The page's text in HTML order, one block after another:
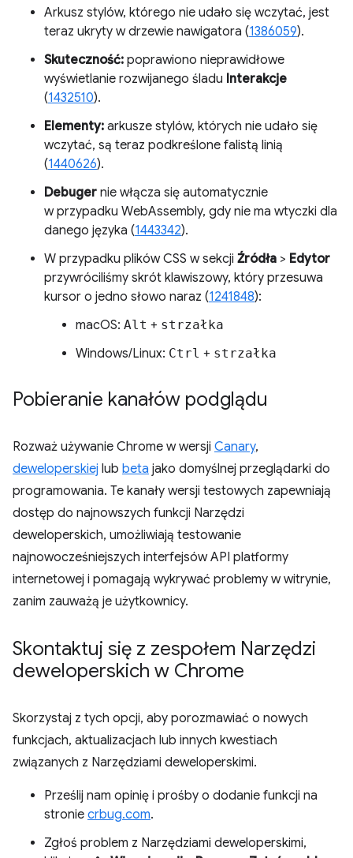
Arkusz stylów, którego nie udało się wczytać, jest
teraz ukryty w drzewie nawigatora (1386059).
Skuteczność: poprawiono nieprawidłowe
wyświetlanie rozwijanego śladu Interakcje
(1432510).
Elementy: arkusze stylów, których nie udało się
wczytać, są teraz podkreślone falistą linią
(1440626).
Debuger nie włącza się automatycznie
w przypadku WebAssembly, gdy nie ma wtyczki dla
danego języka (1443342).
W przypadku plików CSS w sekcji Źródła > Edytor
przywróciliśmy skrót klawiszowy, który przesuwa
kursor o jedno słowo naraz (1241848):
macOS: Alt + strzałka
Windows/Linux: Ctrl + strzałka
Pobieranie kanałów podglądu
Rozważ używanie Chrome w wersji Canary,
deweloperskiej lub beta jako domyślnej przeglądarki do
programowania. Te kanały wersji testowych zapewniają
dostęp do najnowszych funkcji Narzędzi
deweloperskich, umożliwiają testowanie
najnowocześniejszych interfejsów API platformy
internetowej i pomagają wykrywać problemy w witrynie,
zanim zauważą je użytkownicy.
Skontaktuj się z zespołem Narzędzi
deweloperskich w Chrome
Skorzystaj z tych opcji, aby porozmawiać o nowych
funkcjach, aktualizacjach lub innych kwestiach
związanych z Narzędziami deweloperskimi.
Prześlij nam opinię i prośby o dodanie funkcji na
stronie crbug.com.
Zgłoś problem z Narzędziami deweloperskimi,